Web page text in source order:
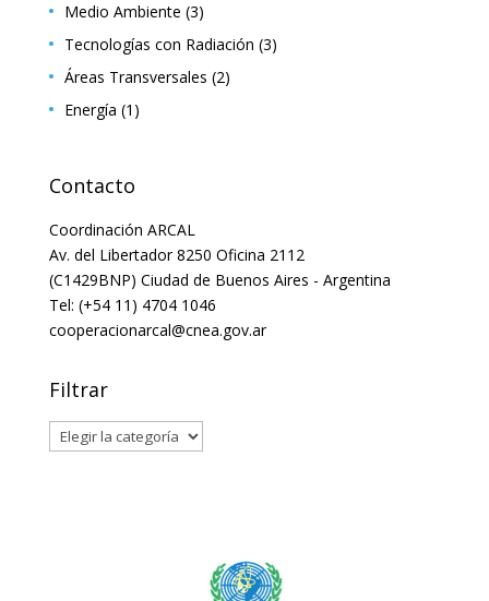
Medio Ambiente (3)
Tecnologías con Radiación (3)
Áreas Transversales (2)
Energía (1)
Contacto
Coordinación ARCAL
Av. del Libertador 8250 Oficina 2112
(C1429BNP) Ciudad de Buenos Aires - Argentina
Tel: (+54 11) 4704 1046
cooperacionarcal@cnea.gov.ar
Filtrar
Filtrar